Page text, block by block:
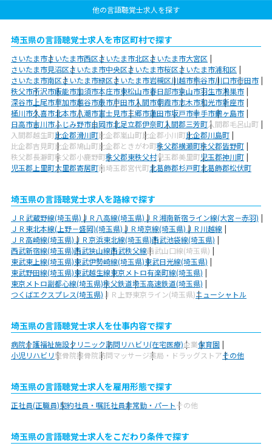
他の言語聴覚士求人を探す
埼玉県の言語聴覚士求人を市区町村で探す
さいたま市さいたま市西区さいたま市北区さいたま市大宮区
さいたま市見沼区さいたま市中央区さいたま市桜区さいたま市浦和区
さいたま市南区さいたま市緑区さいたま市岩槻区川越市熊谷市川口市行田市
秩父市所沢市飯能市加須市本庄市東松山市春日部市狭山市羽生市鴻巣市
深谷市 上尾市草加市越谷市蕨市戸田市入間市朝霞市志木市和光市新座市
桶川市久喜市北本市八潮市富士見市三郷市蓮田市坂戸市幸手市鶴ヶ島市
日高市吉川市ふじみ野市白岡市北足立郡伊奈町入間郡三芳町入間郡毛呂山町
入間郡越生町比企郡滑川町比企郡嵐山町比企郡小川町比企郡川島町
比企郡吉見町比企郡鳩山町比企郡ときがわ町秩父郡横瀬町秩父郡皆野町
秩父郡長瀞町秩父郡小鹿野町秩父郡東秩父村児玉郡美里町児玉郡神川町
児玉郡上里町大里郡寄居町南埼玉郡宮代町北葛飾郡杉戸町北葛飾郡松伏町
埼玉県の言語聴覚士求人を路線で探す
ＪＲ武蔵野線(埼玉県)ＪＲ八高線(埼玉県)ＪＲ湘南新宿ライン線(大宮－赤羽)
ＪＲ東北本線(上野－盛岡)(埼玉県)ＪＲ埼京線(埼玉県)ＪＲ川越線
ＪＲ高崎線(埼玉県)ＪＲ京浜東北線(埼玉県)西武池袋線(埼玉県)
西武新宿線(埼玉県)西武狭山線西武秩父線西武山口線(埼玉県)
東武東上線(埼玉県)東武伊勢崎線(埼玉県)東武日光線(埼玉県)
東武野田線(埼玉県)東武越生線東京メトロ有楽町線(埼玉県)
東京メトロ副都心線(埼玉県)秩父鉄道埼玉高速鉄道(埼玉県)
つくばエクスプレス(埼玉県) ＪＲ上野東京ライン(埼玉県)ニューシャトル
埼玉県の言語聴覚士求人を仕事内容で探す
病院介護福祉施設クリニック訪問リハビリ(在宅医療)企業保育園
小児リハビリ整骨院接骨院訪問マッサージ薬局・ドラッグストアその他
埼玉県の言語聴覚士求人を雇用形態で探す
正社員(正職員)契約社員・嘱託社員非常勤・パートその他
埼玉県の言語聴覚士求人をこだわり条件で探す